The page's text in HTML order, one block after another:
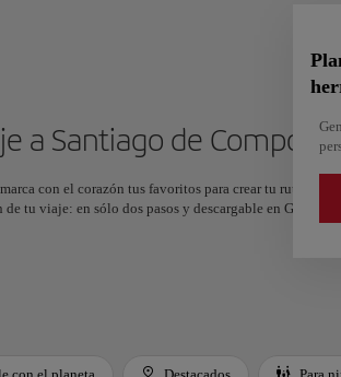
a Santiago de
con el corazón tus favoritos para crear tu ruta y
tu viaje: en sólo dos pasos y descargable en Google